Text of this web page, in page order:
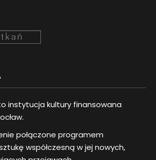
instytucja kultury finansowana
połączone programem
współczesną w jej nowych,